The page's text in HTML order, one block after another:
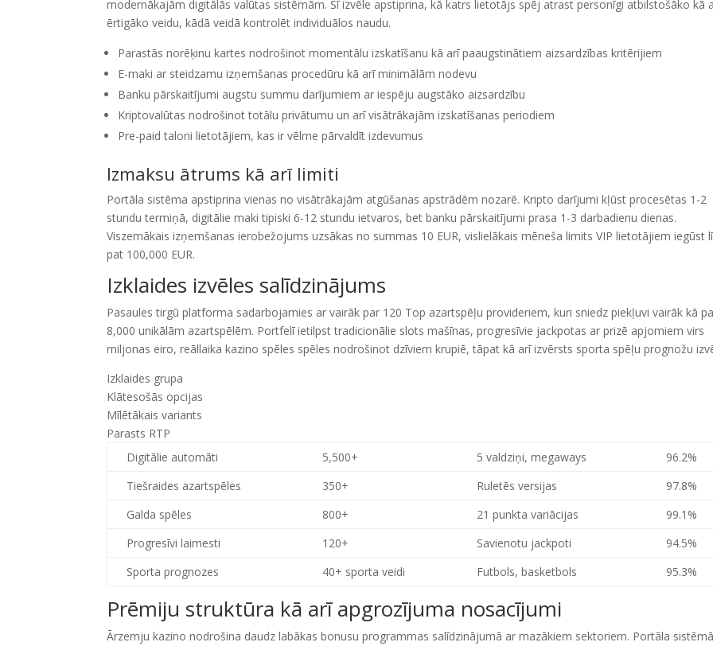
modernākajām digitālās valūtas sistēmām. Šī izvēle apstiprina, kā katrs lietotājs spēj atrast personīgi atbilstošāko kā
ērtigāko veidu, kādā veidā kontrolēt individuālos naudu.
Parastās norēķinu kartes nodrošinot momentālu izskatīšanu kā arī paaugstinātiem aizsardzības kritērijiem
E-maki ar steidzamu izņemšanas procedūru kā arī minimālām nodevu
Banku pārskaitījumi augstu summu darījumiem ar iespēju augstāko aizsardzību
Kriptovalūtas nodrošinot totālu privātumu un arī visātrākajām izskatīšanas periodiem
Pre-paid taloni lietotājiem, kas ir vēlme pārvaldīt izdevumus
Izmaksu ātrums kā arī limiti
Portāla sistēma apstiprina vienas no visātrākajām atgūšanas apstrādēm nozarē. Kripto darījumi kļūst procesētas 1-2
stundu termiņā, digitālie maki tipiski 6-12 stundu ietvaros, bet banku pārskaitījumi prasa 1-3 darbadienu dienas.
Viszemākais izņemšanas ierobežojums uzsākas no summas 10 EUR, vislielākais mēneša limits VIP lietotājiem iegūst
pat 100,000 EUR.
Izklaides izvēles salīdzinājums
Pasaules tirgū platforma sadarbojamies ar vairāk par 120 Top azartspēļu provideriem, kuri sniedz piekļuvi vairāk kā
8,000 unikālām azartspēlēm. Portfelī ietilpst tradicionālie slots mašīnas, progresīvie jackpotas ar prizē apjomiem virs
miljonas eiro, reāllaika kazino spēles spēles nodrošinot dzīviem krupiē, tāpat kā arī izvērsts sporta spēļu prognožu
Izklaides grupa
Klātesošās opcijas
Mīlētākais variants
Parasts RTP
Digitālie automāti
5,500+ 5 valdziņi, megaways
96.2%
Tiešraides azartspēles
350+ Ruletēs versijas
97.8%
Galda spēles
800+ 21 punkta variācijas
99.1%
Progresīvi laimesti
120+ Savienotu jackpoti
94.5%
Sporta prognozes
40+ sporta veidi Futbols, basketbols 95.3%
Prēmiju struktūra kā arī apgrozījuma nosacījumi
Ārzemju kazino nodrošina daudz labākas bonusu programmas salīdzinājumā ar mazākiem sektoriem. Portāla